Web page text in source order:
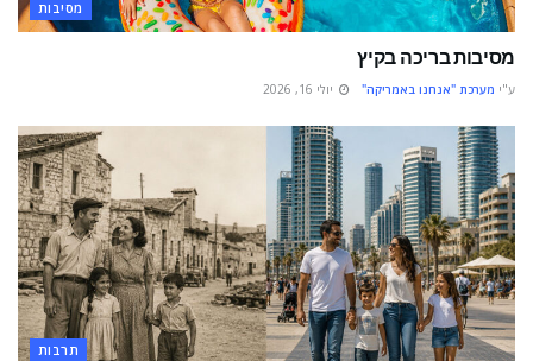
מסיבות
מסיבות בריכה בקיץ
ע"י מערכת "אנחנו באמריקה" יולי 16, 2026
תרבות